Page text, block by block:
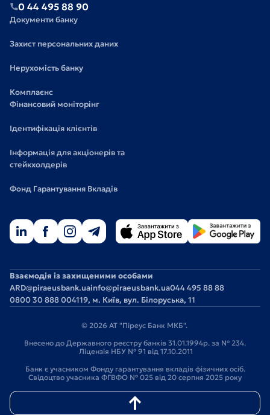
0 44 495 88 90
Документи банку
Захист персональних даних
Нерухомість банку
Комплаєнс
Фінансовий моніторінг
Ідентифікація клієнтів
Інформація для акціонерів та
стейкхолдерів
Фонд Гарантування Вкладів
Взаємодія із захищеними особами
ARD@piraeusbank.uainfo@piraeusbank.ua044 495 88 88
0800 30 888 004119, м. Київ, вул. Білоруська, 11
© 2026 АТ "Піреус Банк МКБ".
Внесено до Державного реєстру банків 31.01.1994р. за № 234.
Ліцензія НБУ № 91 від 17.10.2011
Банк є учасником Фонду гарантування вкладів фізичних осіб.
Свідоцтво учасника ФГВФО № 025 від 20 серпня 2025 року